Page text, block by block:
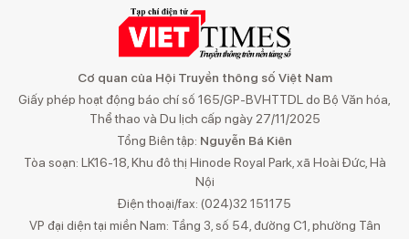
Cơ quan của Hội Truyền thông số Việt Nam
Giấy phép hoạt động báo chí số 165/GP-BVHTTDL do Bộ Văn hóa,
Thể thao và Du lịch cấp ngày 27/11/2025
Tổng Biên tập: Nguyễn Bá Kiên
Tòa soạn: LK16-18, Khu đô thị Hinode Royal Park, xã Hoài Đức, Hà
Nội
Điện thoại/fax: (024)32 151175
VP đại diện tại miền Nam: Tầng 3, số 54, đường C1, phường Tân